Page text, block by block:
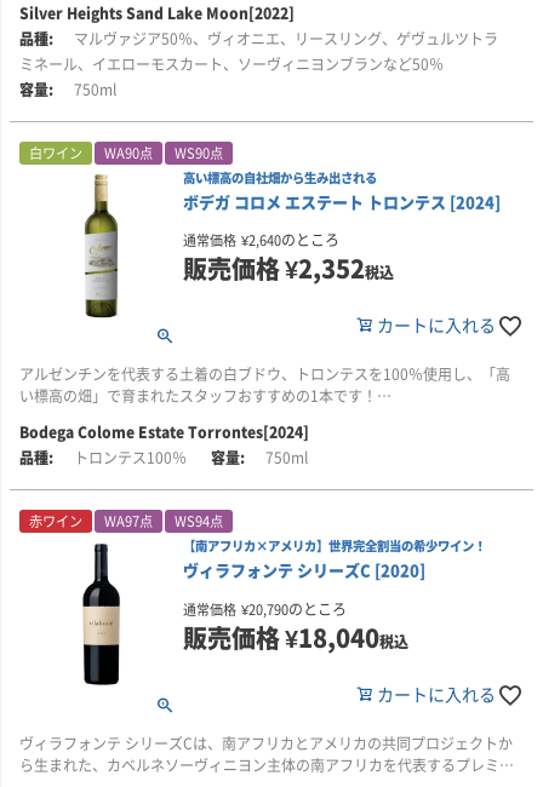
■栽培について
イギリス南部、ハンプシャー州およびウエスト・サセックス州の自社畑のブ
ドウを使用しています。
■醸造について
瓶内2次発酵。リザーブワインを20～35％使用。ワインPH3.0、残糖9.0g/l、
酸度8.5g/l、アルコール度12.0％。
■ナイティンバーについて
ナイティンバーが追求してきたことはただひとつ。それは、英国の地で世界
最高峰のスパークリングワインを造ることです。ナイティンバーは、イギリ
ス産スパークリングワインの第一人者として、シャルドネ、ピノ・ノワー
ル、ピノ・ムニエの3品種のブドウを自社畑で栽培しています。
ブドウ畑の各区画から収穫されたブドウは、それぞれ優しくプレスされ、個
別のタンクで醸造されます。こうした丁寧な作業のおかげで、毎年春に行わ
れるアッサンブラージユ(ブレンド作業)では、多様なベースワインから最適な
ものを選定することができます。すべてのワインは、厳格で伝統的手法であ
る瓶内二次発酵で造られ、澱とともに長い時間をかけ熟成されます。
ンティンバーは、様々な国際的な賞の受賞し高い評価をうけています。ま
た、エリザベス女王結婚記念式典や、英国女王即位60周年の祝典などイギリ
ス王室の重要な式典でも提供され、愛飲されています。
2018年には、醸造責任者のシェリー・スプリックスがインターナショナル・
ワイン・チャレンジ(IWC)で、シャンパーニュ地区以外で初、かつ女性で初の
「スパークリングワインメーカー・オブ・ザ・イヤー2018」を受賞していま
海辺で打ち上げる花火のように華やかなオレンジワイン。
香りには、柑橘類やトロピカルフルーツ、スパイス、パイナップル、ブラッ
ドオレンジ、みかんの果皮、ドライアプリコット、塩レモン、焼きたての麦
ーで情熱的。力強い酸と豊かな風味が余韻まで長く続きます。
■栽培・醸造について
中国・寧夏回族自治区で、環境に配慮した農法により栽培されたブドウを
100％使用。手摘みで丁寧に収穫・選別した後、伝統的な陶器の壺で全房発
酵を行い、フレンチオーク樽で10か月間熟成させています。アルコール度数
■シルバー・ハイツについて
シルバー・ハイツ(SILVER HEIGHTS)は、銀色高原にあり、中国では珍しい家
族経営のワイナリーです。ヘレン山地の標高1200mのところにあります。ヘ
レン山地は、中国のワインベルトと呼ばれており将来期待されている地域で
2007年に開業し、カベルネソーヴィニヨン、メルロー、シャルドネなど国際
ワインのための地と言われています。
1999年、世界レベルのワインを造ろうと家長リン氏は、娘エマ(通称)をフラ
ンス/ボルドーに留学させました。エマは有名シャトーなどで研修する機会を
得ていきます。その後、エマは、シャトー・カロン・セギュールで三代にわ
たり醸造責任者を務めていたティエリー・カンタードと愛情をはぐくみ2003
年に結婚しました。
2005年にエマは、ディプロマを取得して帰国、その後、中国のワイン商社に
勤めた後、ティエリ―とともにこのワイナリーを本格的なものに育て上げて
きました。確かな技術をもとに2007年の初リリース以来、たくさんの素晴ら
しい賞を数々受賞し現在に至っています。
Silver Heights Sand Lake Moon[2022]
マルヴァジア50％、ヴィオニエ、リースリング、ゲヴュルツトラ
ミネール、イエローモスカート、ソーヴィニヨンブランなど50％
750ml
白ワイン WA90点 WS90点
高い標高の自社畑から生み出される
ボデガ コロメ エステート トロンテス [2024]
通常価格 ¥2,640のところ
販売価格¥2,352税込
カートに入れる
アルゼンチンを代表する土着の白ブドウ、トロンテスを100％使用し、「高
い標高の畑」で育まれたスタッフおすすめの1本です！
■生産者のコメント
バラを思わせるフローラルな香りに、グレープフルーツのような柑橘系アロ
■栽培について
アルゼンチン・サルタ州カルチャキ・ヴァレーにある、標高1700mの自社畑
ラ・ブラバと、2300mのコロメ・ヴィンヤードで育まれたトロンテスを
100％使用しています。これらの高地の自社畑は、昼夜の寒暖差が大きく、
強い日照に恵まれた特有のミクロ気候を備えています。
■醸造について
12℃の低温で発酵させた後、ステンレスタンクで澱とともに熟成させていま
Bodega Colome Estate Torrontes[2024]
トロンテス100％
750ml
赤ワイン WA97点 WS94点
【南アフリカ×アメリカ】世界完全割当の希少ワイン！
ヴィラフォンテ シリーズC [2020]
通常価格 ¥20,790のところ
販売価格¥18,040税込
カートに入れる
ヴィラフォンテ シリーズCは、南アフリカとアメリカの共同プロジェクトか
ら生まれた、カベルネソーヴィニヨン主体の南アフリカを代表するプレミア